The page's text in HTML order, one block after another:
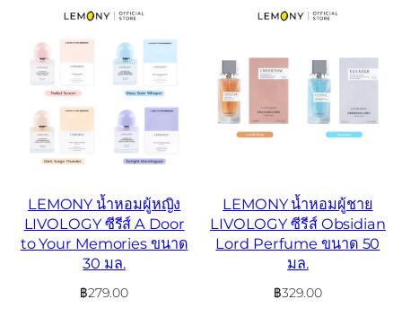
LEMONY น้ำหอมผู้หญิง
LIVOLOGY ซีรีส์ A Door
to Your Memories ขนาด
30 มล.
฿279.00
LEMONY น้ำหอมผู้ชาย
LIVOLOGY ซีรีส์ Obsidian
Lord Perfume ขนาด 50
มล.
฿329.00